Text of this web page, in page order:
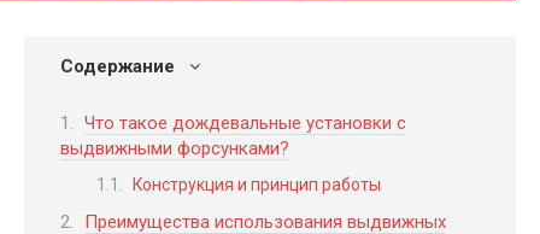
Содержание
Что такое дождевальные установки с
выдвижными форсунками?
Конструкция и принцип работы
Преимущества использования выдвижных